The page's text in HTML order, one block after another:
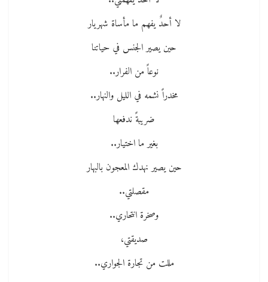
لا أحدٌ يفهم ما مأساة شهريار
حين يصير الجنس في حياتنا
نوعاً من الفرار..
مخدراً نشمه في الليل والنهار..
ضريبةً ندفعها
بغير ما اختيار..
حين يصير نهدك المعجون بالبهار
مقصلتي..
وصخرة انتحاري..
صديقتي،
مللت من تجارة الجواري..